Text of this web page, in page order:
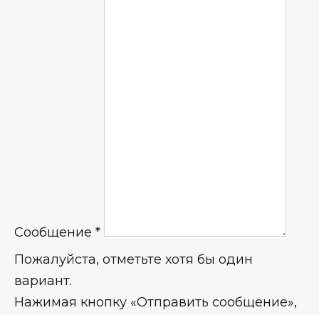
Сообщение *
Пожалуйста, отметьте хотя бы один
вариант.
Нажимая кнопку «Отправить сообщение»,